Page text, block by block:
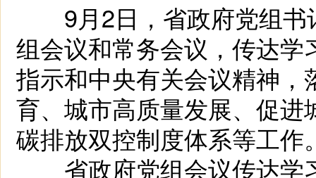
9月2日，省政府党组书
组会议和常务会议，传达
指示和中央有关会议精神
育、城市高质量发展、促
碳排放双控制度体系等工作
省政府党组会议传达学